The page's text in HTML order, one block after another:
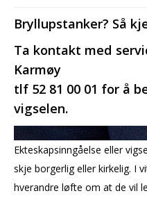
VOKSNE
KONTAKT
Bryllupstanker? Så
Ta kontakt med
Karmøy
tlf 52 81 00 01 for å
vigselen.
Ekteskapsinngåelse eller
skje borgerlig eller kirkelig. I
hverandre løfte om at de vil